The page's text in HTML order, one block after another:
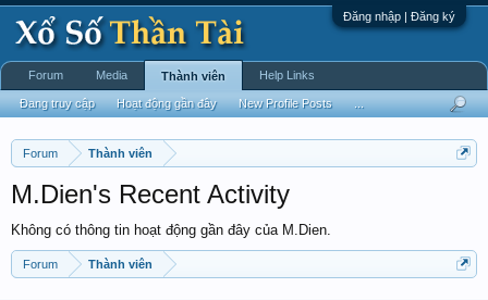
Đăng nhập | Đăng ký
Forum Thành viên
M.Dien's Recent Activity
Không có thông tin hoạt động gần đây của M.Dien.
Forum Thành viên
Forum Media Thành viên
Đang truy cập Hoạt động gần đây New Profile Posts
Help Links